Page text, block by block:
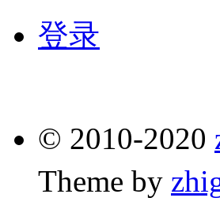
登录
© 2010-2020
Theme by